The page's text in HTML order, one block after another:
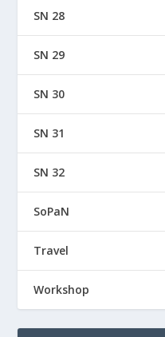
SN 28
SN 29
SN 30
SN 31
SN 32
SoPaN
Travel
Workshop